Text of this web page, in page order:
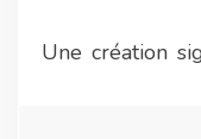
Une création